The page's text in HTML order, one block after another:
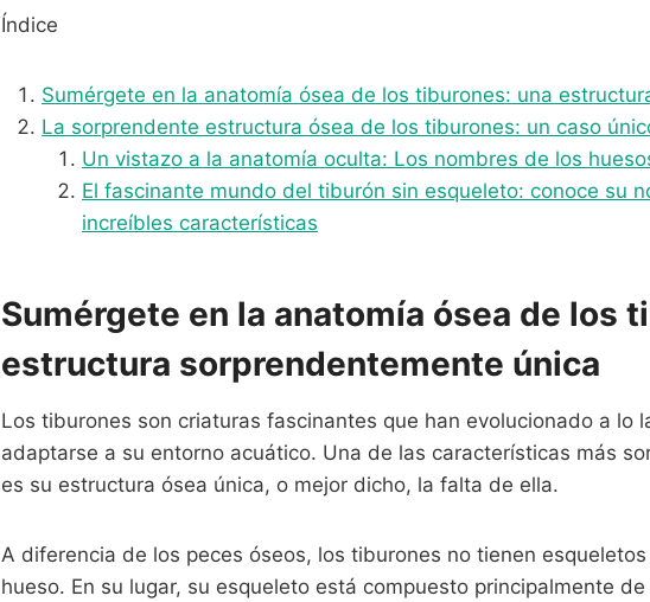
Índice
Sumérgete en la anatomía ósea de los tiburones: una
La sorprendente estructura ósea de los tiburones: un caso
Un vistazo a la anatomía oculta: Los nombres de los
El fascinante mundo del tiburón sin esqueleto: conoce su
increíbles características
Sumérgete en la anatomía ósea de los
estructura sorprendentemente única
Los tiburones son criaturas fascinantes que han evolucionado a lo
adaptarse a su entorno acuático. Una de las características más
es su estructura ósea única, o mejor dicho, la falta de ella.
A diferencia de los peces óseos, los tiburones no tienen
hueso. En su lugar, su esqueleto está compuesto principalmente